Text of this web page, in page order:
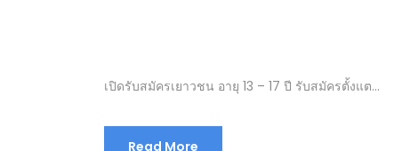
เปิดรับสมัครเยาวชน อายุ 13 – 17 ปี รับสมัครตั้งแต...
Read More